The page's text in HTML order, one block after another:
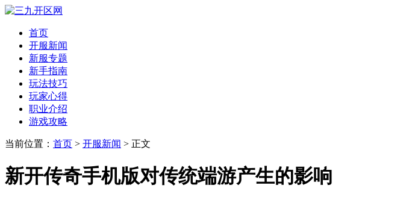
首页
开服新闻
新服专题
新手指南
玩法技巧
玩家心得
职业介绍
游戏攻略
当前位置： 首页 > 开服新闻 > 正文
新开传奇手机版对传统端游产生的影响